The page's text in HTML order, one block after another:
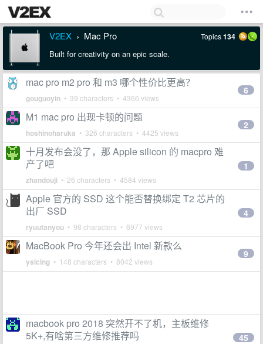
V2EX › Mac Pro Topics134
Built for creativity on an epic scale.
mac pro m2 pro 和 m3 哪个性价比更高？
gouguoyin • 39 characters • 4366 views
6
M1 mac pro 出现卡顿的问题
hoshinoharuka • 326 characters • 4425 views
2
十月发布会没了，那 Apple silicon 的 macpro 难
产了吧
zhandouji • 26 characters • 4584 views
1
Apple 官方的 SSD 这个能否替换绑定 T2 芯片的
出厂 SSD
ryuutanyou • 98 characters • 6977 views
4
MacBook Pro 今年还会出 Intel 新款么
ysicing • 148 characters • 8042 views
9
macbook pro 2018 突然开不了机，主板维修
5K+,有啥第三方维修推荐吗
45